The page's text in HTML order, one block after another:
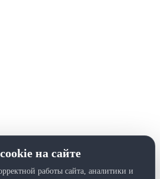
на сайте
работы сайта, аналитики и